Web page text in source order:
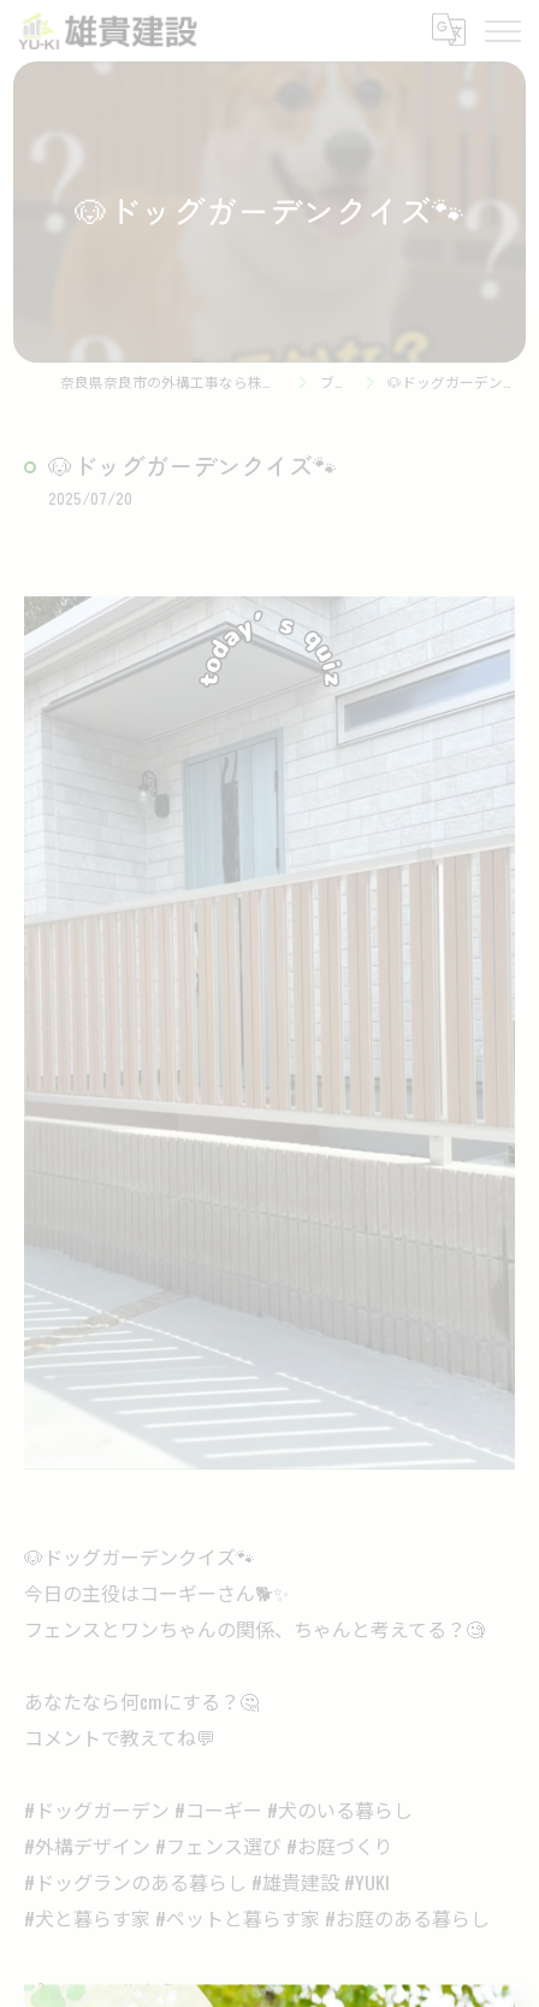
🐶ドッグガーデンクイズ🐾
ブログ 🐶ドッグガーデンクイズ🐾
🐶ドッグガーデンクイズ🐾
2025/07/20
🐶ドッグガーデンクイズ🐾
今日の主役はコーギーさん🐕✨
フェンスとワンちゃんの関係、ちゃんと考えてる？🧐
あなたなら何cmにする？🤔
コメントで教えてね💬
#ドッグガーデン #コーギー #犬のいる暮らし
#外構デザイン #フェンス選び #お庭づくり
#ドッグランのある暮らし #雄貴建設 #YUKI
#犬と暮らす家 #ペットと暮らす家 #お庭のある暮らし
プロフィールから @yu_ki.kensetsu